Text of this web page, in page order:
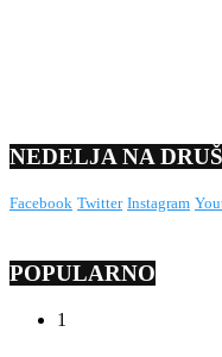
NEDELJA NA
Facebook Twitter Instagram
POPULARNO
1